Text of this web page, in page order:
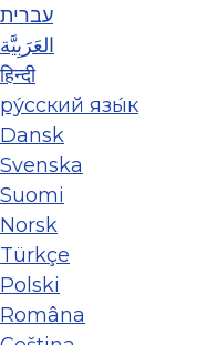
עברית
العَرَبِيَّة
हिन्दी
ру́сский язы́к
Dansk
Svenska
Suomi
Norsk
Türkçe
Polski
Româna